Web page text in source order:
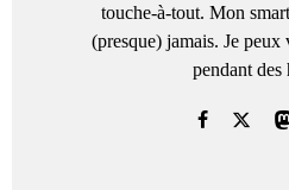
touche-à-tout. Mon
(presque) jamais. Je
pendant des